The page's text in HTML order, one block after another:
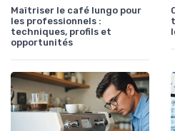
Maîtriser le café lungo pour
les professionnels :
techniques, profils et
opportunités